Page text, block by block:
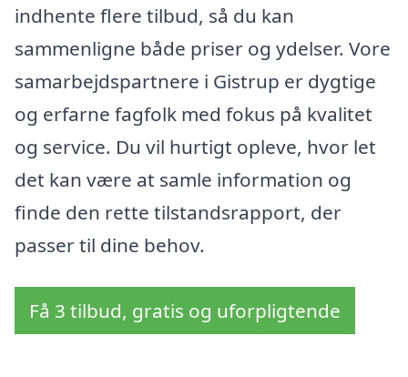
indhente flere tilbud, så du kan
sammenligne både priser og ydelser. Vore
samarbejdspartnere i Gistrup er dygtige
og erfarne fagfolk med fokus på kvalitet
og service. Du vil hurtigt opleve, hvor let
det kan være at samle information og
finde den rette tilstandsrapport, der
passer til dine behov.
Få 3 tilbud, gratis og uforpligtende